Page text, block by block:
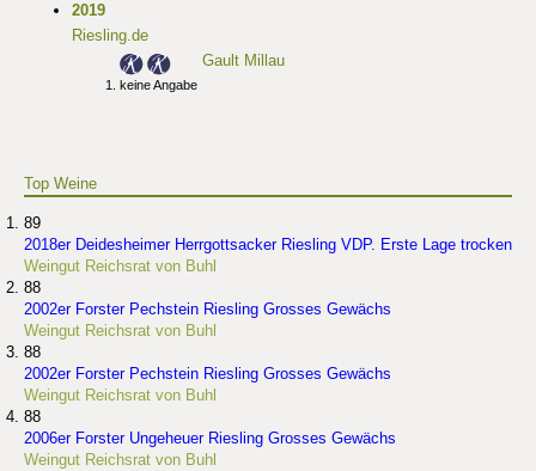
2019
Riesling.de
Gault Millau
keine Angabe
Top Weine
89
2018er Deidesheimer Herrgottsacker Riesling VDP. Erste Lage trocken
Weingut Reichsrat von Buhl
88
2002er Forster Pechstein Riesling Grosses Gewächs
Weingut Reichsrat von Buhl
88
2002er Forster Pechstein Riesling Grosses Gewächs
Weingut Reichsrat von Buhl
88
2006er Forster Ungeheuer Riesling Grosses Gewächs
Weingut Reichsrat von Buhl